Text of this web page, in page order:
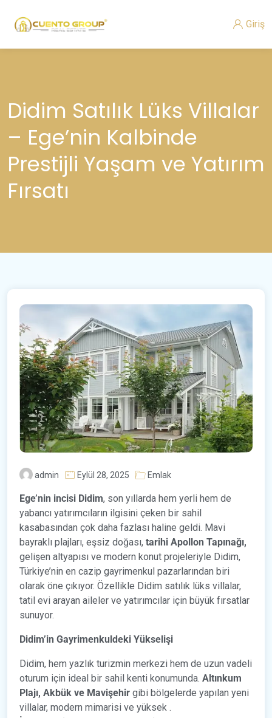
Giriş
Didim Satılık Lüks Villalar
– Ege’nin Kalbinde
Prestijli Yaşam ve Yatırım
Fırsatı
admin Eylül 28, 2025 Emlak
Ege’nin incisi Didim, son yıllarda hem yerli hem de
yabancı yatırımcıların ilgisini çeken bir sahil
kasabasından çok daha fazlası haline geldi. Mavi
bayraklı plajları, eşsiz doğası, tarihi Apollon Tapınağı,
gelişen altyapısı ve modern konut projeleriyle Didim,
Türkiye’nin en cazip gayrimenkul pazarlarından biri
olarak öne çıkıyor. Özellikle Didim satılık lüks villalar,
tatil evi arayan aileler ve yatırımcılar için büyük fırsatlar
sunuyor.
Didim’in Gayrimenkuldeki Yükselişi
Didim, hem yazlık turizmin merkezi hem de uzun vadeli
oturum için ideal bir sahil kenti konumunda. Altınkum
Plajı, Akbük ve Mavişehir gibi bölgelerde yapılan yeni
villalar, modern mimarisi ve yüksek .